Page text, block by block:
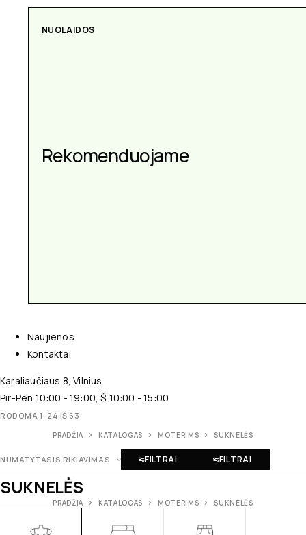
AKSESUARAI
Aksesuarai kiekvienai
progai
Naujienos
Kontaktai
Karaliaučiaus 8, Vilnius
Pir-Pen 10:00 - 19:00, Š 10:00 - 15:00
RODOMA 1–24 IŠ 63
PRADŽIA KATALOGAS MOTERIMS SUKNELĖS
NUMATYTASIS RIKIAVIMAS FILTRAI FILTRAI
SUKNELĖS
PRADŽIA KATALOGAS MOTERIMS SUKNELĖS